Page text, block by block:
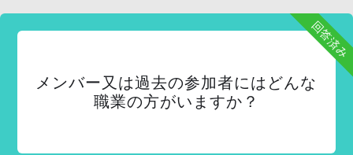
回答済み
メンバー又は過去の参加者にはどんな
職業の方がいますか？